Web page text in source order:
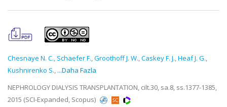
Chesnaye N. C., Schaefer F.,Groothoff J. W.,Caskey F. J.,Heaf J. G.,
Kushnirenko S., ...Daha Fazla
NEPHROLOGY DIALYSIS TRANSPLANTATION, cilt.30, sa.8, ss.1377-1385,
2015 (SCI-Expanded, Scopus)